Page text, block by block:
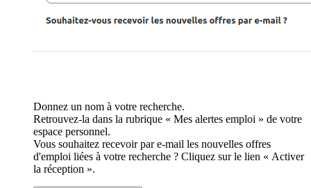
Donnez un nom à votre recherche.
Retrouvez-la dans la rubrique « Mes alertes emploi » de votre
espace personnel.
Vous souhaitez recevoir par e-mail les nouvelles offres
d'emploi liées à votre recherche ? Cliquez sur le lien « Activer
la réception ».